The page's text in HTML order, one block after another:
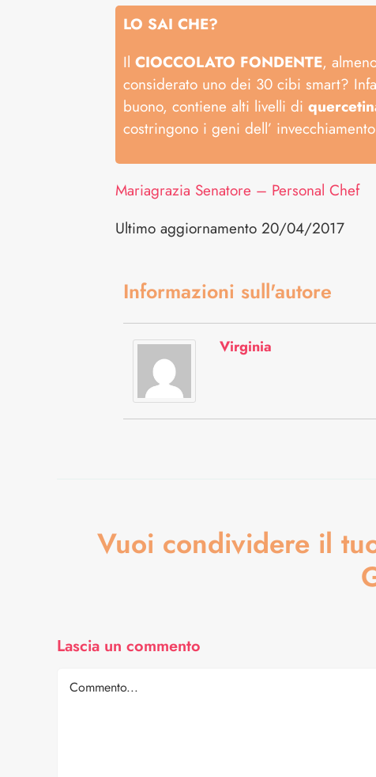
LO SAI CHE?
Il CIOCCOLATO FONDENTE,
considerato uno dei 30 cibi smart?
buono, contiene alti livelli di
costringono i geni dell’
Mariagrazia Senatore – Personal Chef
Ultimo aggiornamento 20/04/2017
Informazioni sull'autore
Virginia
Vuoi condividere il
Lascia un commento
Comment